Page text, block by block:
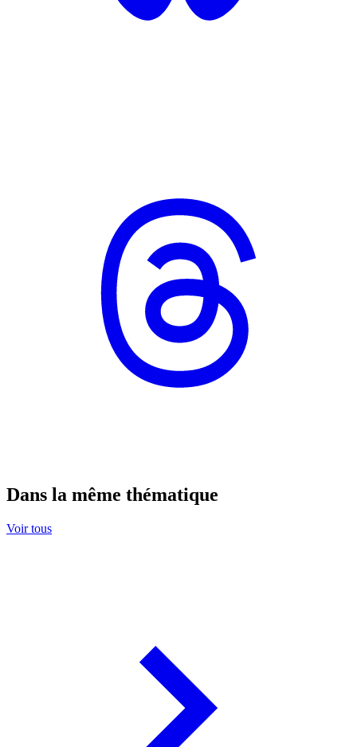
Dans la même thématique
Voir tous